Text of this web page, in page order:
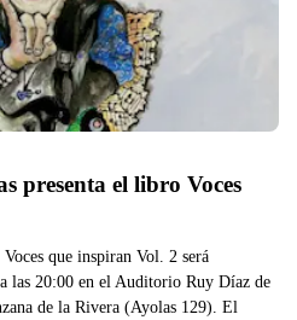
presenta el libro Voces
que inspiran Vol. 2 será
las 20:00 en el Auditorio Ruy Díaz de
de la Rivera (Ayolas 129). El